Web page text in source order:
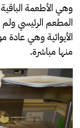
وهي الأطعمة
المطعم الرئيسي
الأيوائية وهي
منها مباشرة.